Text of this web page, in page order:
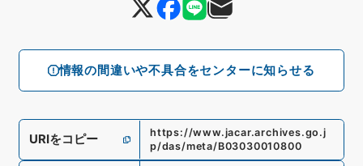
情報の間違いや不具合をセンターに知らせる
URIをコピー
https://www.jacar.archives.go.j
p/das/meta/B03030010800